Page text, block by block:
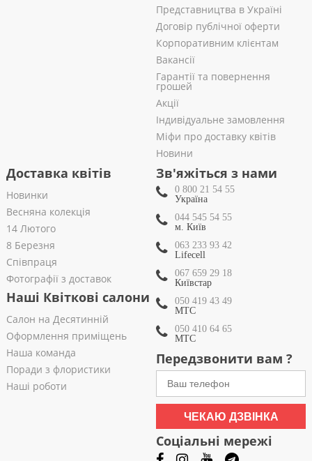
Представництва в Україні
Договір публічної оферти
Корпоративним клієнтам
Вакансії
Гарантії та повернення
грошей
Акції
Індивідуальне замовлення
Міфи про доставку квітів
Новини
Доставка квітів
Новинки
Весняна колекція
14 Лютого
8 Березня
Співпраця
Фотографії з доставок
Наші Квіткові салони
Салон на Десятинній
Оформлення приміщень
Наша команда
Поради з флористики
Наші роботи
Зв'яжіться з нами
0 800 21 54 55
Україна
044 545 54 55
м. Київ
063 233 93 42
Lifecell
067 659 29 18
Київстар
050 419 43 49
МТС
050 410 64 65
МТС
Передзвонити вам ?
ЧЕКАЮ ДЗВІНКА
Соціальні мережі